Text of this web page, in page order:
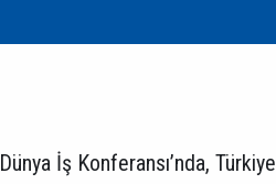
İş Konferansı’nda, Türkiye